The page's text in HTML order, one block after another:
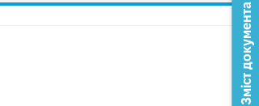
Зміст документа